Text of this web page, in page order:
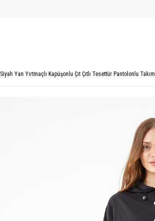
Siyah Yan Yırtmaçlı Kapüşonlu Çıt Çıtlı Tesettür Pantolonlu Takım